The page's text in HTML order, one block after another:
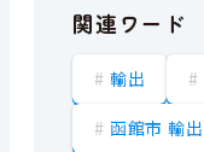
関連ワード
輸出
函館市 輸出